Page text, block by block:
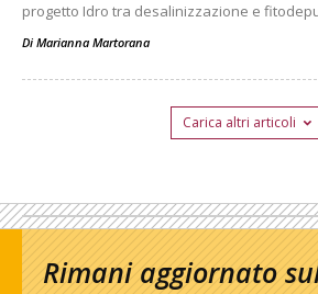
progetto Idro tra desalinizzazione e
Di Marianna Martorana
Carica altri articoli
Rimani aggiornato